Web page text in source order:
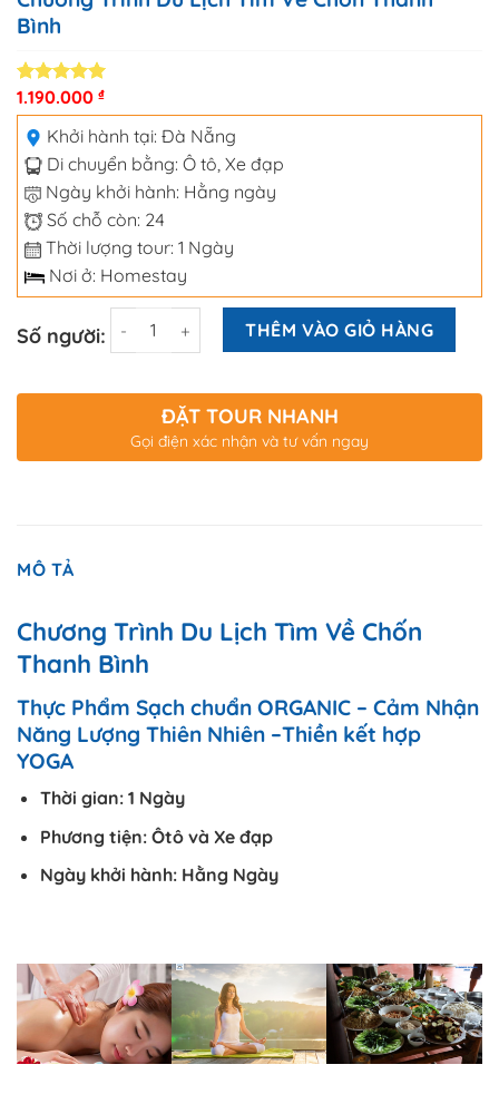
Bình
5.00trên 5
dựa trên
3
đánh giá
1.190.000 ₫
Khởi hành tại: Đà Nẵng
Di chuyển bằng: Ô tô, Xe đạp
Ngày khởi hành: Hằng ngày
Số chỗ còn: 24
Thời lượng tour: 1 Ngày
Nơi ở: Homestay
Số người:
Số lượng THÊM VÀO GIỎ HÀNG
ĐẶT TOUR NHANH
Gọi điện xác nhận và tư vấn ngay
MÔ TẢ
Chương Trình Du Lịch Tìm Về Chốn
Thanh Bình
Thực Phẩm Sạch chuẩn ORGANIC – Cảm Nhận
Năng Lượng Thiên Nhiên –Thiền kết hợp
YOGA
Thời gian: 1 Ngày
Phương tiện: Ôtô và Xe đạp
Ngày khởi hành: Hằng Ngày